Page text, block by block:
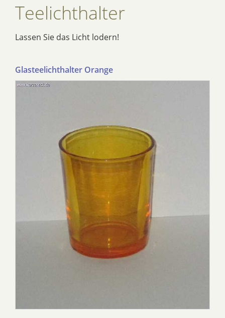
Teelichthalter
Lassen Sie das Licht lodern!
Glasteelichthalter Orange